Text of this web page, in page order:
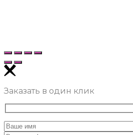
Заказать в один клик